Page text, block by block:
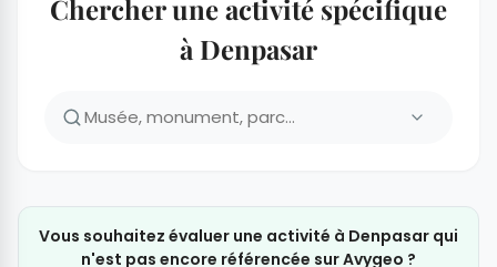
Chercher une activité spécifique
à Denpasar
Vous souhaitez évaluer une activité à Denpasar qui
n'est pas encore référencée sur Avygeo ?